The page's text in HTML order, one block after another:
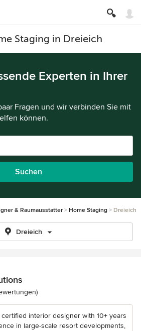
Staging in Dreieich
Experten in Ihrer
Fragen und wir verbinden Sie mit
können.
Suchen
& Raumausstatter Home Staging Dreieich
Dreieich
4.8 von 5 Sternen
interior designer with 10+ years
in large-scale resort developments,